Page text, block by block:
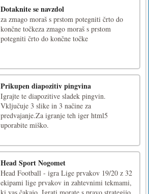
Dotaknite se navzdol
za zmago moraš s prstom potegniti črto do
končne točkeza zmago moraš s prstom
potegniti črto do končne točke
Prikupen diapozitiv pingvina
Igrajte te diapozitive sladek pingvin.
Vključuje 3 slike in 3 načine za
predvajanje.Za igranje teh iger html5
uporabite miško.
Head Sport Nogomet
Head Football - igra Lige prvakov 19/20 z 32
ekipami lige prvakov in zahtevnimi tekmami,